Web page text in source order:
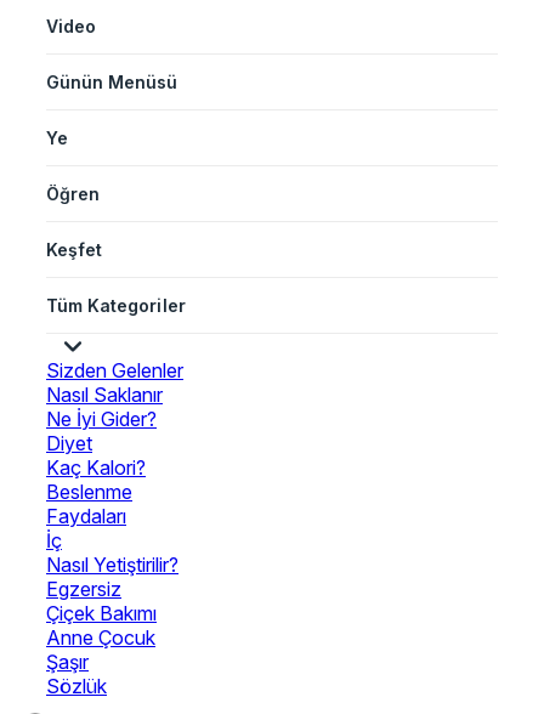
Video
Günün Menüsü
Ye
Öğren
Keşfet
Tüm Kategoriler
Sizden Gelenler
Nasıl Saklanır
Ne İyi Gider?
Diyet
Kaç Kalori?
Beslenme
Faydaları
İç
Nasıl Yetiştirilir?
Egzersiz
Çiçek Bakımı
Anne Çocuk
Şaşır
Sözlük